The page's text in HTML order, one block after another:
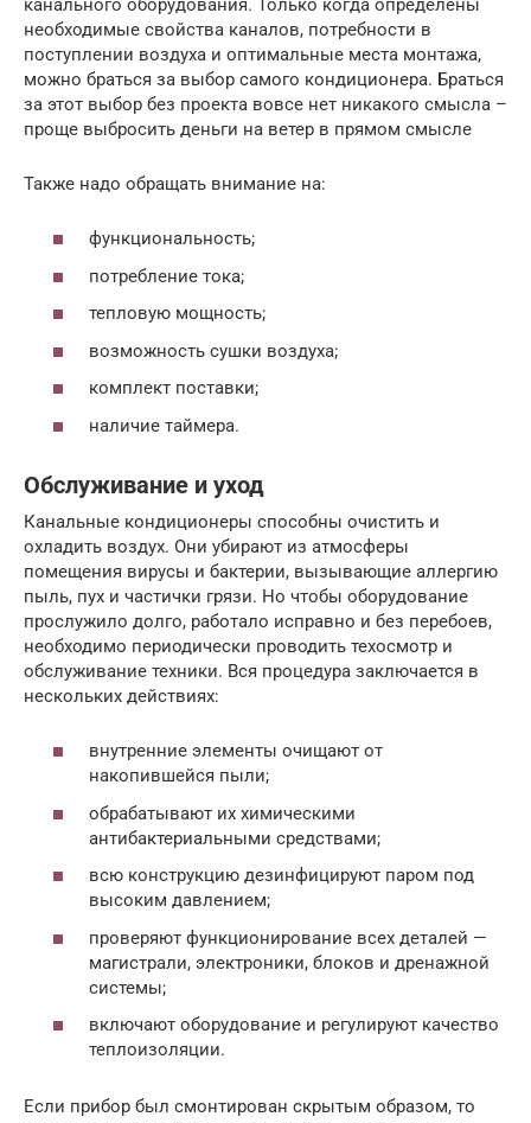
необходимые свойства каналов, потребности в
поступлении воздуха и оптимальные места монтажа,
можно браться за выбор самого кондиционера. Браться
за этот выбор без проекта вовсе нет никакого смысла –
проще выбросить деньги на ветер в прямом смысле
Также надо обращать внимание на:
функциональность;
потребление тока;
тепловую мощность;
возможность сушки воздуха;
комплект поставки;
наличие таймера.
Обслуживание и уход
Канальные кондиционеры способны очистить и
охладить воздух. Они убирают из атмосферы
помещения вирусы и бактерии, вызывающие аллергию
пыль, пух и частички грязи. Но чтобы оборудование
прослужило долго, работало исправно и без перебоев,
необходимо периодически проводить техосмотр и
обслуживание техники. Вся процедура заключается в
нескольких действиях:
внутренние элементы очищают от
накопившейся пыли;
обрабатывают их химическими
антибактериальными средствами;
всю конструкцию дезинфицируют паром под
высоким давлением;
проверяют функционирование всех деталей —
магистрали, электроники, блоков и дренажной
системы;
включают оборудование и регулируют качество
теплоизоляции.
Если прибор был смонтирован скрытым образом, то